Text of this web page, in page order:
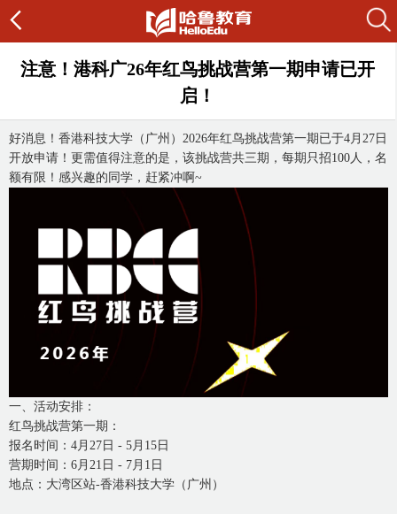
注意！港科广26年红鸟挑战营第一期申请已开
启！
好消息！香港科技大学（广州）2026年红鸟挑战营第一期已于4月27日
开放申请！更需值得注意的是，该挑战营共三期，每期只招100人，名
额有限！感兴趣的同学，赶紧冲啊~
一、活动安排：
红鸟挑战营第一期：
报名时间：4月27日 - 5月15日
营期时间：6月21日 - 7月1日
地点：大湾区站-香港科技大学（广州）